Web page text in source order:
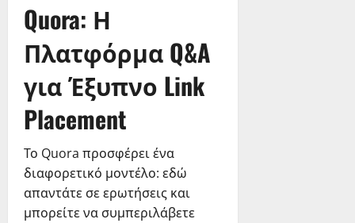
Quora: Η
Πλατφόρμα Q&A
για Έξυπνο Link
Placement
Το Quora προσφέρει ένα
διαφορετικό μοντέλο: εδώ
απαντάτε σε ερωτήσεις και
μπορείτε να συμπεριλάβετε